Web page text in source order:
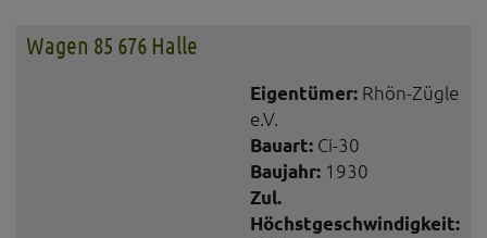
Wagen 85 676 Halle
Eigentümer: Rhön-Zügle
e.V.
Bauart: Ci-30
Baujahr: 1930
Zul.
Höchstgeschwindigkeit: